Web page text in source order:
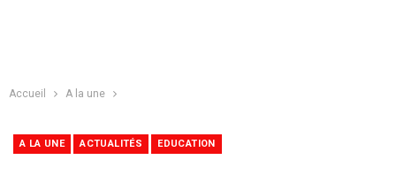
Accueil A la une
A LA UNE ACTUALITÉS EDUCATION